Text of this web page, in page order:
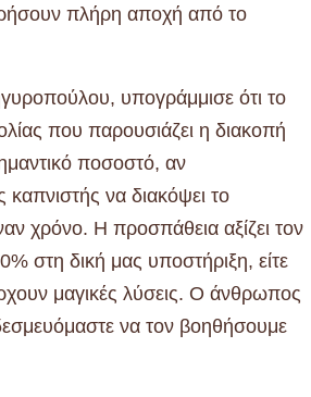
πλήρη αποχή από το
υπογράμμισε ότι το
που παρουσιάζει η διακοπή
ποσοστό, αν
καπνιστής να διακόψει το
χρόνο. Η προσπάθεια αξίζει τον
στη δική μας υποστήριξη, είτε
μαγικές λύσεις. Ο άνθρωπος
να τον βοηθήσουμε